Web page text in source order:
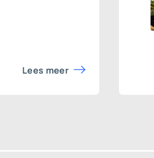
Lees meer